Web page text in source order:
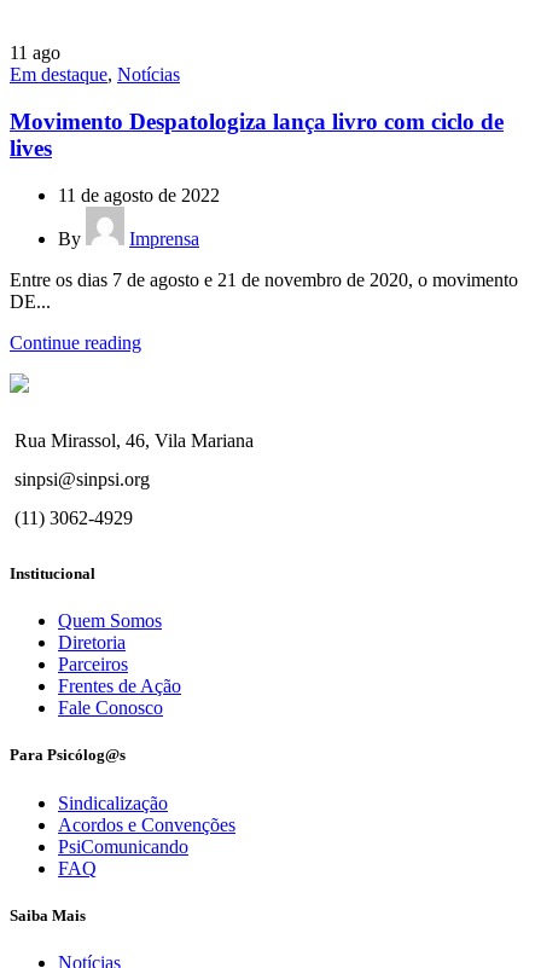
11 ago
Em destaque, Notícias
Movimento Despatologiza lança livro com ciclo de
lives
11 de agosto de 2022
By
Imprensa
Entre os dias 7 de agosto e 21 de novembro de 2020, o movimento
DE...
Continue reading
Rua Mirassol, 46, Vila Mariana
sinpsi@sinpsi.org
(11) 3062-4929
Institucional
Quem Somos
Diretoria
Parceiros
Frentes de Ação
Fale Conosco
Para Psicólog@s
Sindicalização
Acordos e Convenções
PsiComunicando
FAQ
Saiba Mais
Notícias